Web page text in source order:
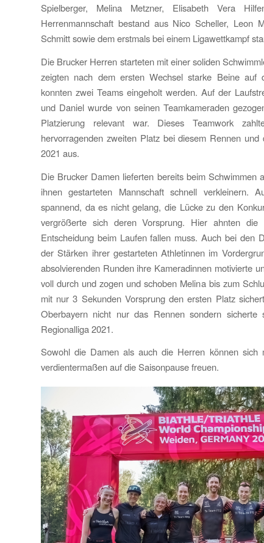
Spielberger, Melina Metzner, Elisabeth Vera
Herrenmannschaft bestand aus Nico Scheller, Leon
Schmitt sowie dem erstmals bei einem Ligawettkampf
Die Brucker Herren starteten mit einer soliden
zeigten nach dem ersten Wechsel starke Beine auf
konnten zwei Teams eingeholt werden. Auf der
und Daniel wurde von seinen Teamkameraden
Platzierung relevant war. Dieses Teamwork
hervorragenden zweiten Platz bei diesem Rennen
2021 aus.
Die Brucker Damen lieferten bereits beim Schwimmen
ihnen gestarteten Mannschaft schnell verkleinern.
spannend, da es nicht gelang, die Lücke zu den
vergrößerte sich deren Vorsprung. Hier ahnten
Entscheidung beim Laufen fallen muss. Auch bei den
der Stärken ihrer gestarteten Athletinnen im
absolvierenden Runden ihre Kameradinnen motivierte
voll durch und zogen und schoben Melina bis zum
mit nur 3 Sekunden Vorsprung den ersten Platz
Oberbayern nicht nur das Rennen sondern
Regionalliga 2021.
Sowohl die Damen als auch die Herren können sich
verdientermaßen auf die Saisonpause freuen.